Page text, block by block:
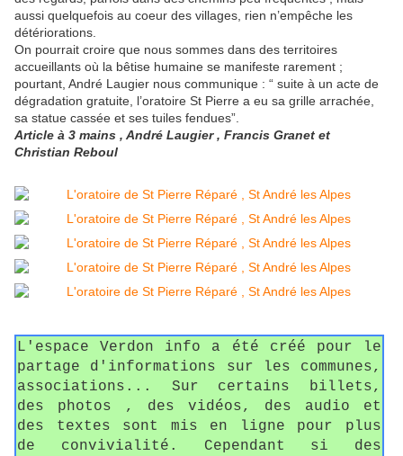
aussi quelquefois au coeur des villages, rien n’empêche les
détériorations.
On pourrait croire que nous sommes dans des territoires
accueillants où la bêtise humaine se manifeste rarement ;
pourtant, André Laugier nous communique : “ suite à un acte de
dégradation gratuite, l’oratoire St Pierre a eu sa grille arrachée,
sa statue cassée et ses tuiles fendues”.
Article à 3 mains , André Laugier , Francis Granet et
Christian Reboul
L'espace Verdon info a été créé pour le
partage d'informations sur les communes,
associations... Sur certains billets,
des photos , des vidéos, des audio et
des textes sont mis en ligne pour plus
de convivialité. Cependant si des